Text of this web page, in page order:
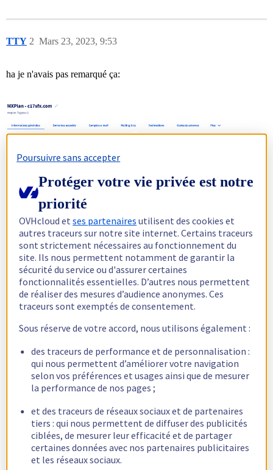
TTY Mars 23, 2023, 9:53
2
ha je n'avais pas remarqué ça:
Comment j'ai pu passer sur un MXPlan 1 hosting avec un MXPlan
25 ?
Tout est renouvellement auto.
Quand je clique sur changer d'offre j'ai le message suivant :
400 ; Plan mx_025 not found
Code d'erreur : EU.manager-1.641c2177.32837.b68eaa4d-f886-
4e56-8113-4d16604bffbf
Mars 23, 2023, 10:26
Dans taches récentes j'ai ça :
Poursuivre sans accepter
Protéger votre vie privée est notre
priorité
OVHcloud etses partenaires utilisent des cookies et
autres traceurs sur notre site internet. Certains traceurs
sont strictement nécessaires au fonctionnement du
site. Ils nous permettent notamment de garantir la
sécurité du service ou d'assurer certaines
fonctionnalités essentielles. D’autres nous permettent
de réaliser des mesures d’audience anonymes. Ces
traceurs sont exemptés de consentement.
Sous réserve de votre accord, nous utilisons également :
des traceurs de performance et de personnalisation :
qui nous permettent d’améliorer votre navigation
selon vos préférences et usages ainsi que de mesurer
la performance de nos pages ;
et des traceurs de réseaux sociaux et de partenaires
tiers : qui nous permettent de diffuser des publicités
ciblées, de mesurer leur efficacité et de partager
certaines données avec nos partenaires publicitaires
et les réseaux sociaux.